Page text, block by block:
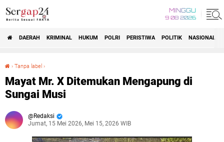
MINGGU
9 08 2026
DAERAH KRIMINAL HUKUM POLRI PERISTIWA POLITIK NASIONAL
› Tanpa label ›
Mayat Mr. X Ditemukan Mengapung di
Sungai Musi
Redaksi
Jumat, 15 Mei 2026, Mei 15, 2026 WIB